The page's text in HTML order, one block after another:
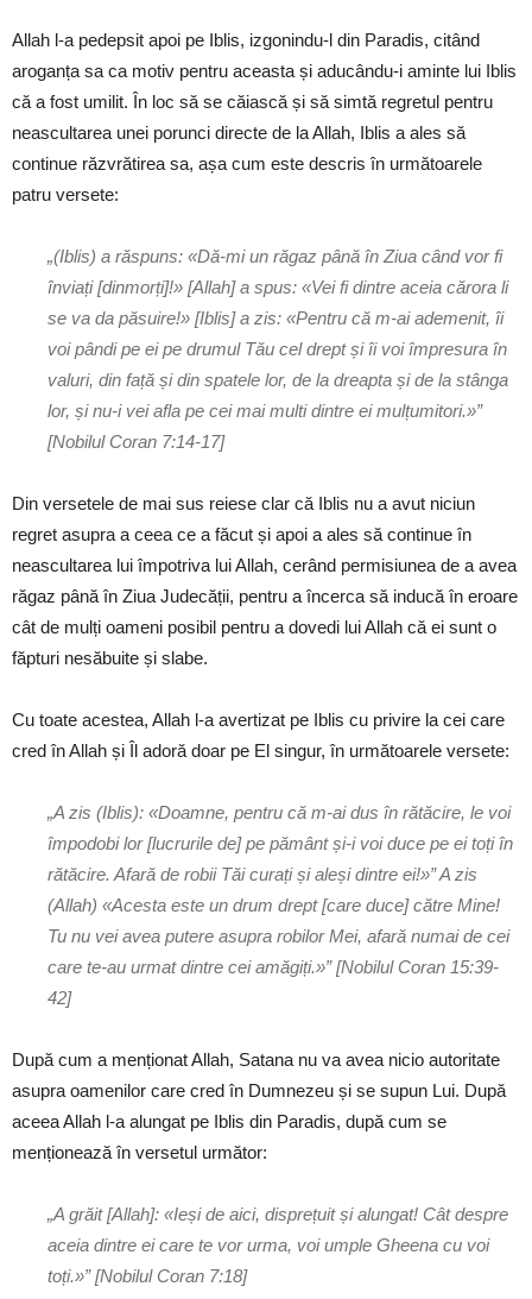
Allah l-a pedepsit apoi pe Iblis, izgonindu-l din Paradis, citând
aroganța sa ca motiv pentru aceasta și aducându-i aminte lui Iblis
că a fost umilit. În loc să se căiască și să simtă regretul pentru
neascultarea unei porunci directe de la Allah, Iblis a ales să
continue răzvrătirea sa, așa cum este descris în următoarele
patru versete:
„(Iblis) a răspuns: «Dă-mi un răgaz până în Ziua când vor fi
înviați [dinmorți]!» [Allah] a spus: «Vei fi dintre aceia cărora li
se va da păsuire!» [Iblis] a zis: «Pentru că m-ai ademenit, îi
voi pândi pe ei pe drumul Tău cel drept și îi voi împresura în
valuri, din față și din spatele lor, de la dreapta și de la stânga
lor, și nu-i vei afla pe cei mai multi dintre ei mulțumitori.»”
[Nobilul Coran 7:14-17]
Din versetele de mai sus reiese clar că Iblis nu a avut niciun
regret asupra a ceea ce a făcut și apoi a ales să continue în
neascultarea lui împotriva lui Allah, cerând permisiunea de a avea
răgaz până în Ziua Judecății, pentru a încerca să inducă în eroare
cât de mulți oameni posibil pentru a dovedi lui Allah că ei sunt o
făpturi nesăbuite și slabe.
Cu toate acestea, Allah l-a avertizat pe Iblis cu privire la cei care
cred în Allah și Îl adoră doar pe El singur, în următoarele versete:
„A zis (Iblis): «Doamne, pentru că m-ai dus în rătăcire, le voi
împodobi lor [lucrurile de] pe pământ și-i voi duce pe ei toți în
rătăcire. Afară de robii Tăi curați și aleși dintre ei!»” A zis
(Allah) «Acesta este un drum drept [care duce] către Mine!
Tu nu vei avea putere asupra robilor Mei, afară numai de cei
care te-au urmat dintre cei amăgiți.»” [Nobilul Coran 15:39-
42]
După cum a menționat Allah, Satana nu va avea nicio autoritate
asupra oamenilor care cred în Dumnezeu și se supun Lui. După
aceea Allah l-a alungat pe Iblis din Paradis, după cum se
menționează în versetul următor:
„A grăit [Allah]: «Ieși de aici, disprețuit și alungat! Cât despre
aceia dintre ei care te vor urma, voi umple Gheena cu voi
toți.»” [Nobilul Coran 7:18]